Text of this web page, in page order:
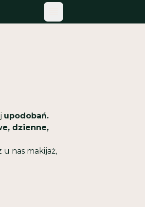
upodobań.
dzienne,
nas makijaż,